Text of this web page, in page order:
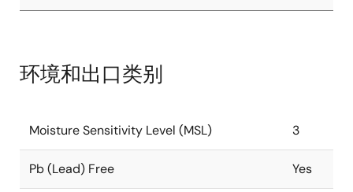
环境和出口类别
Moisture Sensitivity Level (MSL) 3
Pb (Lead) Free Yes